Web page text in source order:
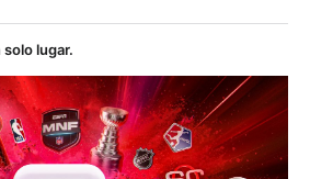
solo lugar.